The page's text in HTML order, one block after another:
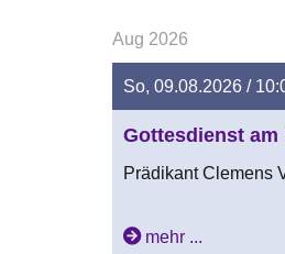
Aug 2026
So, 09.08.2026 /
Gottesdienst am
Prädikant Clemens
mehr ...